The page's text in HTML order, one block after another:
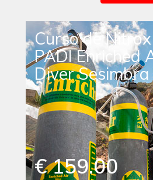
Curso de Nitrox
PADI Enriched
Diver Sesimbra
€ 159.00